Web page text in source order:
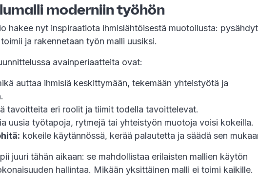
moderniin työhön
hakee nyt inspiraatiota ihmislähtöisestä muotoilusta:
ja rakennetaan työn malli uusiksi.
avainperiaatteita ovat:
auttaa ihmisiä keskittymään, tekemään yhteistyötä ja
tavoitteita eri roolit ja tiimit todella tavoittelevat.
uusia työtapoja, rytmejä tai yhteistyön muotoja voisi kokeilla.
kokeile käytännössä, kerää palautetta ja säädä sen
juuri tähän aikaan: se mahdollistaa erilaisten mallien käytön
hallintaa. Mikään yksittäinen malli ei toimi kaikille.